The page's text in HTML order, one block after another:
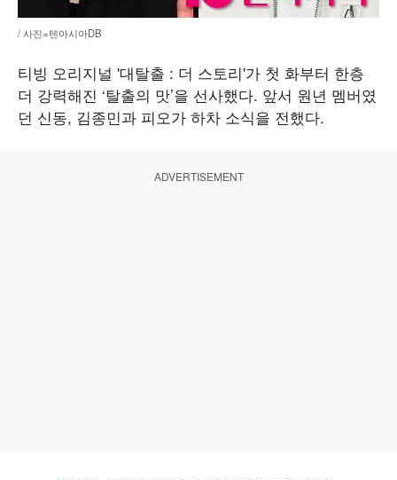
/ 사진=텐아시아DB
티빙 오리지널 '대탈출 : 더 스토리'가 첫 화부터 한층
더 강력해진 ‘탈출의 맛’을 선사했다. 앞서 원년 멤버였
던 신동, 김종민과 피오가 하차 소식을 전했다.
ADVERTISEMENT